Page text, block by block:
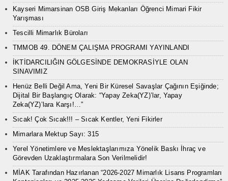
Kayseri Mimarsinan OSB Giriş Mekanları Öğrenci Mimari Fikir
Yarışması
Tescilli Mimarlık Büroları
TMMOB 49. DÖNEM ÇALIŞMA PROGRAMI YAYINLANDI
İKTİDARCILIĞIN GÖLGESİNDE DEMOKRASİYLE OLAN
SINAVIMIZ
Henüz Belli Değil Ama, Yeni Bir Küresel Savaşlar Çağının Eşiğinde;
Dijital Bir Başlangıç Olarak: “Yapay Zeka(YZ)’lar, Yapay
Zeka(YZ)’lara Karşı!…”
Sıcak! Çok Sıcak!!! – Sıcak Kentler, Yeni Fikirler
Mimarlara Mektup Sayı: 315
Yerel Yönetimlere ve Meslektaşlarımıza Yönelik Baskı İhraç ve
Görevden Uzaklaştırmalara Son Verilmelidir!
MİAK Tarafından Hazırlanan “2026-2027 Mimarlık Lisans Programları